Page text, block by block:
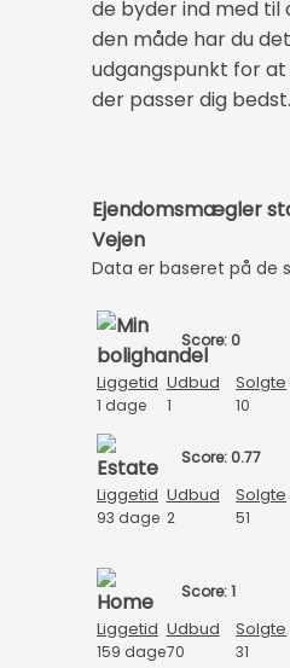
de byder ind med til
den måde har du
udgangspunkt for
der passer dig bedst.
Ejendomsmægler
Vejen
Data er baseret på de
Score: 0
Liggetid Udbud Solgte
1 dage 1 10
Score: 0.77
Liggetid Udbud Solgte
93 dage 2 51
Score: 1
Liggetid Udbud Solgte
159 dage70 31